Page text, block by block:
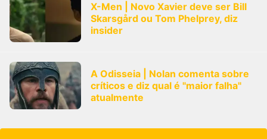
X-Men | Novo Xavier deve ser Bill
Skarsgård ou Tom Phelprey, diz
insider
A Odisseia | Nolan comenta sobre
críticos e diz qual é "maior falha"
atualmente